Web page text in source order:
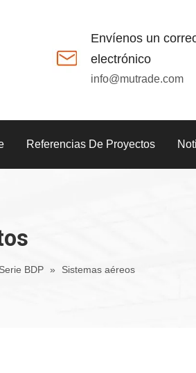
Envíenos un
electrónico
info@mutrade.com
Referencias De Proyectos
Serie BDP » Sistemas aéreos